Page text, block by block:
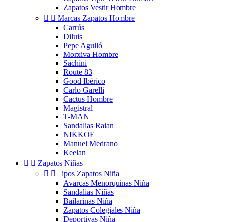
Zapatos Vestir Hombre
  Marcas Zapatos Hombre
Carrús
Diluis
Pepe Agulló
Morxiva Hombre
Sachini
Route 83
Good Ibérico
Carlo Garelli
Cactus Hombre
Magistral
T-MAN
Sandalias Raian
NIKKOE
Manuel Medrano
Keelan
  Zapatos Niñas
  Tipos Zapatos Niña
Avarcas Menorquinas Niña
Sandalias Niñas
Bailarinas Niña
Zapatos Colegiales Niña
Deportivas Niña